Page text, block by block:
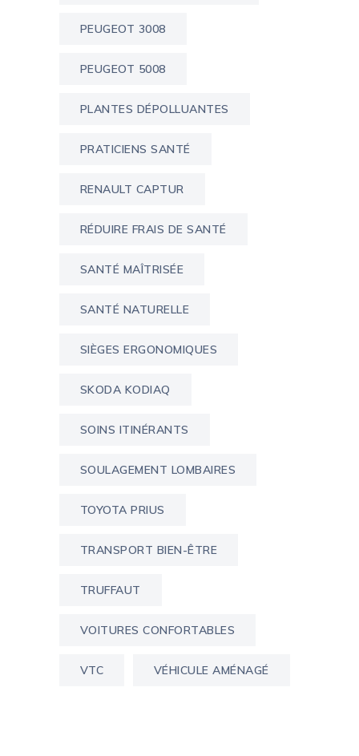
PEUGEOT 3008
PEUGEOT 5008
PLANTES DÉPOLLUANTES
PRATICIENS SANTÉ
RENAULT CAPTUR
RÉDUIRE FRAIS DE SANTÉ
SANTÉ MAÎTRISÉE
SANTÉ NATURELLE
SIÈGES ERGONOMIQUES
SKODA KODIAQ
SOINS ITINÉRANTS
SOULAGEMENT LOMBAIRES
TOYOTA PRIUS
TRANSPORT BIEN-ÊTRE
TRUFFAUT
VOITURES CONFORTABLES
VTC VÉHICULE AMÉNAGÉ